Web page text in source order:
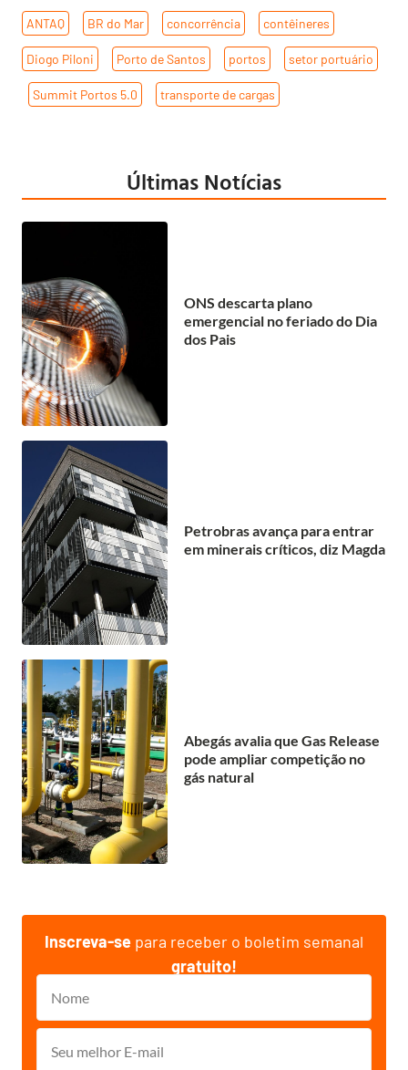
ANTAQ BR do Mar concorrência contêineres
Diogo Piloni Porto de Santos portos setor portuário
Summit Portos 5.0 transporte de cargas
Últimas Notícias
ONS descarta plano
emergencial no feriado do Dia
dos Pais
Petrobras avança para entrar
em minerais críticos, diz Magda
Abegás avalia que Gas Release
pode ampliar competição no
gás natural
Inscreva-se para receber o boletim semanal
gratuito!